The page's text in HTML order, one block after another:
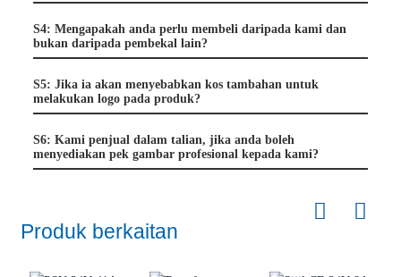
S4: Mengapakah anda perlu membeli daripada kami dan
bukan daripada pembekal lain?
S5: Jika ia akan menyebabkan kos tambahan untuk
melakukan logo pada produk?
S6: Kami penjual dalam talian, jika anda boleh
menyediakan pek gambar profesional kepada kami?
Produk berkaitan